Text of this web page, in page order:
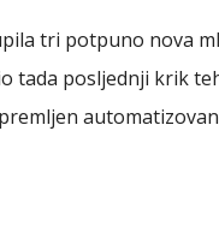
tri potpuno nova
tada posljednji krik